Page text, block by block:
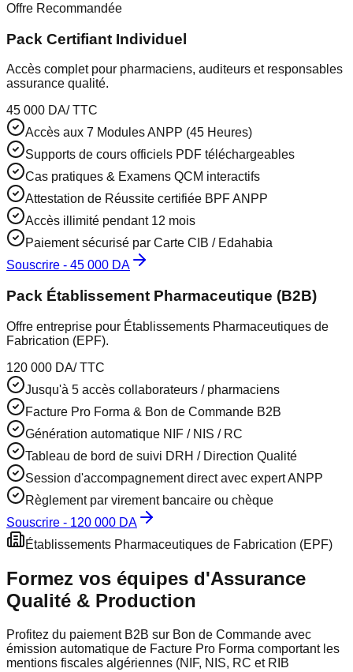
Offre Recommandée
Pack Certifiant Individuel
Accès complet pour pharmaciens, auditeurs et responsables
assurance qualité.
45 000 DA/ TTC
Accès aux 7 Modules ANPP (45 Heures)
Supports de cours officiels PDF téléchargeables
Cas pratiques & Examens QCM interactifs
Attestation de Réussite certifiée BPF ANPP
Accès illimité pendant 12 mois
Paiement sécurisé par Carte CIB / Edahabia
Souscrire - 45 000 DA
Pack Établissement Pharmaceutique (B2B)
Offre entreprise pour Établissements Pharmaceutiques de
Fabrication (EPF).
120 000 DA/ TTC
Jusqu'à 5 accès collaborateurs / pharmaciens
Facture Pro Forma & Bon de Commande B2B
Génération automatique NIF / NIS / RC
Tableau de bord de suivi DRH / Direction Qualité
Session d'accompagnement direct avec expert ANPP
Règlement par virement bancaire ou chèque
Souscrire - 120 000 DA
Établissements Pharmaceutiques de Fabrication (EPF)
Formez vos équipes d'Assurance
Qualité & Production
Profitez du paiement B2B sur Bon de Commande avec
émission automatique de Facture Pro Forma comportant les
mentions fiscales algériennes (NIF, NIS, RC et RIB